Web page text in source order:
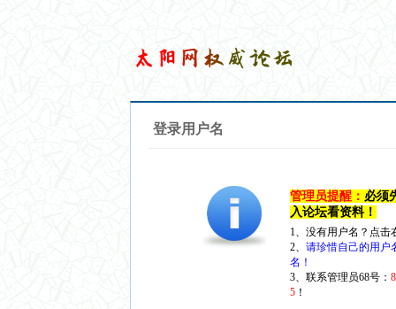
登录用户名
管理员提醒： 必须
入论坛看资料！
1、没有用户名？点
2、 请珍惜自己的用户
名！
3、联系管理员68号：
5 ！